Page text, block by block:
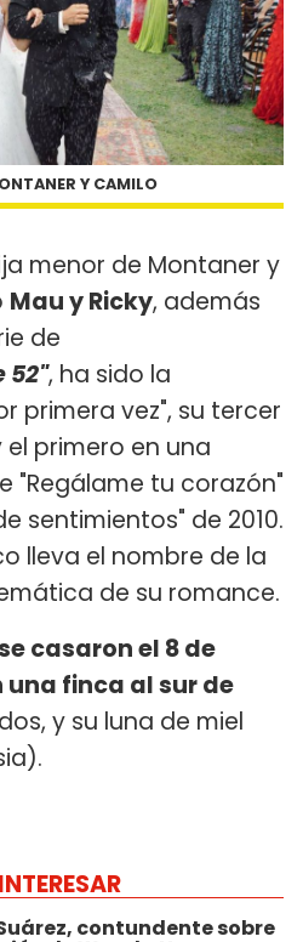
Y CAMILO
menor de Montaner y
Mau y Ricky, además
de
52", ha sido la
primera vez", su tercer
primero en una
"Regálame tu corazón"
sentimientos" de 2010.
lleva el nombre de la
de su romance.
casaron el 8 de
una finca al sur de
y su luna de miel
contundente sobre